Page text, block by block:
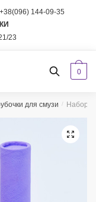
+38(096) 144-09-35
23
0
для смузи / Набор
🔍